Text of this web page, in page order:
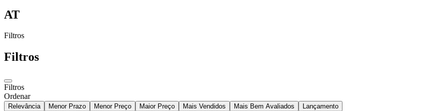
AT
Filtros
Filtros
Filtros
Ordenar
Relevância Menor Prazo Menor Preço Maior Preço Mais Vendidos Mais Bem Avaliados Lançamento